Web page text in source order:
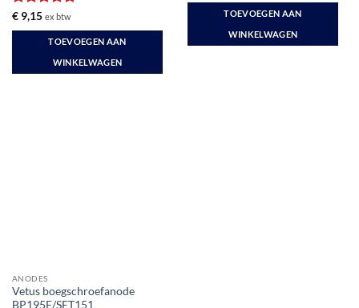
Gewaardeerd
5uit 5
€9,15 ex btw
TOEVOEGEN AAN
WINKELWAGEN
TOEVOEGEN AAN
WINKELWAGEN
ANODES
Vetus boegschroefanode
BP195E/SET151